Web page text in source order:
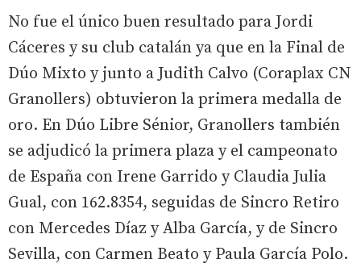
No fue el único buen resultado para Jordi
Cáceres y su club catalán ya que en la Final de
Dúo Mixto y junto a Judith Calvo (Coraplax CN
Granollers) obtuvieron la primera medalla de
oro. En Dúo Libre Sénior, Granollers también
se adjudicó la primera plaza y el campeonato
de España con Irene Garrido y Claudia Julia
Gual, con 162.8354, seguidas de Sincro Retiro
con Mercedes Díaz y Alba García, y de Sincro
Sevilla, con Carmen Beato y Paula García Polo.